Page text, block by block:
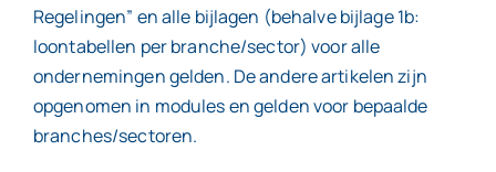
Regelingen” en alle bijlagen (behalve bijlage 1b:
loontabellen per branche/sector) voor alle
ondernemingen gelden. De andere artikelen zijn
opgenomen in modules en gelden voor bepaalde
branches/sectoren.